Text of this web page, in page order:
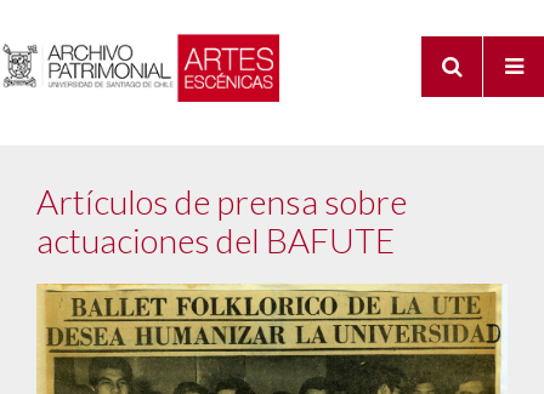
Artículos de prensa sobre
actuaciones del BAFUTE